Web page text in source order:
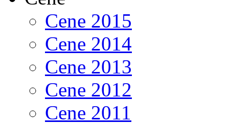
Cene 2015
Cene 2014
Cene 2013
Cene 2012
Cene 2011